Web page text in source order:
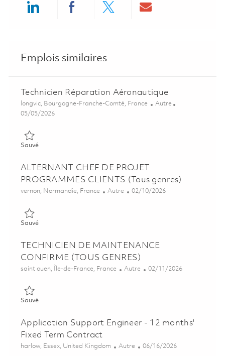
Emplois similaires
Technicien Réparation Aéronautique
Emplacement
longvic, Bourgogne-Franche-Comté, France Catégorie
Autre
Posted Date
05/05/2026
SauvéSauvé Technicien Réparation Aéronautique 01814460
ALTERNANT CHEF DE PROJET
PROGRAMMES CLIENTS (Tous genres)
Emplacement
vernon, Normandie, France Catégorie
Autre Posted Date
02/10/2026
SauvéSauvé ALTERNANT CHEF DE PROJET PROGRAMMES
TECHNICIEN DE MAINTENANCE
CONFIRME (TOUS GENRES)
Emplacement
saint ouen, Île-de-France, France Catégorie
Autre Posted Date
02/11/2026
SauvéSauvé TECHNICIEN DE MAINTENANCE CONFIRME (TOUS
Application Support Engineer - 12 months'
Fixed Term Contract
Emplacement
harlow, Essex, United Kingdom Catégorie
Autre Posted Date
06/16/2026